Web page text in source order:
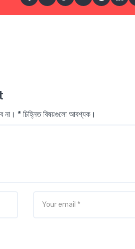
না। * চিহ্নিত বিষয়গুলো আবশ্যক।